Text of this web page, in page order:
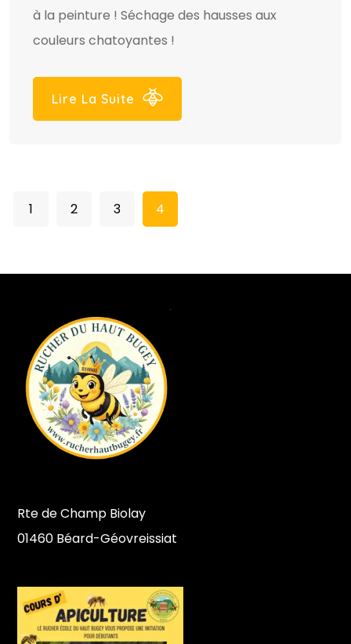
à la peinture ! Séchage des hausses aux
couleurs chatoyantes !
Lire La Suite
1 2 3 4
Rte de Champ Biolay
01460 Béard-Géovreissiat